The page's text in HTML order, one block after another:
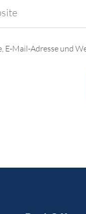
E-Mail-Adresse und